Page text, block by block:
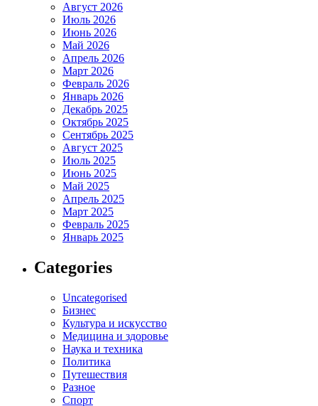
Август 2026
Июль 2026
Июнь 2026
Май 2026
Апрель 2026
Март 2026
Февраль 2026
Январь 2026
Декабрь 2025
Октябрь 2025
Сентябрь 2025
Август 2025
Июль 2025
Июнь 2025
Май 2025
Апрель 2025
Март 2025
Февраль 2025
Январь 2025
Categories
Uncategorised
Бизнес
Культура и искусство
Медицина и здоровье
Наука и техника
Политика
Путешествия
Разное
Спорт